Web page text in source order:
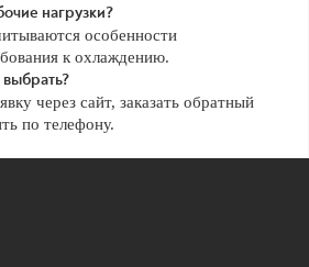
нагрузки?
особенности
к охлаждению.
через сайт, заказать обратный
по телефону.